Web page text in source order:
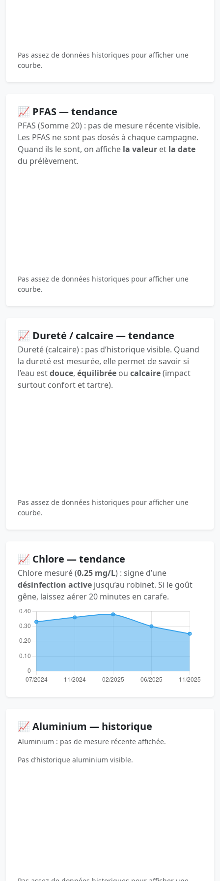
Pas assez de données historiques pour afficher une
courbe.
📈 PFAS — tendance
PFAS (Somme 20) : pas de mesure récente visible.
Les PFAS ne sont pas dosés à chaque campagne.
Quand ils le sont, on affiche la valeur et la date
du prélèvement.
Pas assez de données historiques pour afficher une
courbe.
📈 Dureté / calcaire — tendance
Dureté (calcaire) : pas d’historique visible. Quand
la dureté est mesurée, elle permet de savoir si
l’eau estdouce, équilibrée ou calcaire(impact
surtout confort et tartre).
Pas assez de données historiques pour afficher une
courbe.
📈 Chlore — tendance
Chlore mesuré (0.25 mg/L) : signe d’une
désinfection active jusqu’au robinet. Si le goût
gêne, laissez aérer 20 minutes en carafe.
📈 Aluminium — historique
Aluminium : pas de mesure récente affichée.
Pas d’historique aluminium visible.